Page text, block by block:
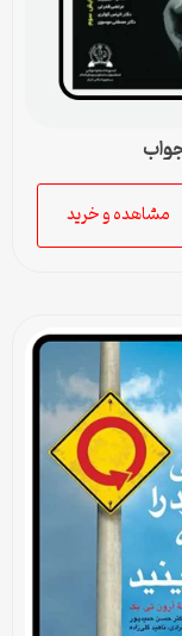
مشاهده و خرید